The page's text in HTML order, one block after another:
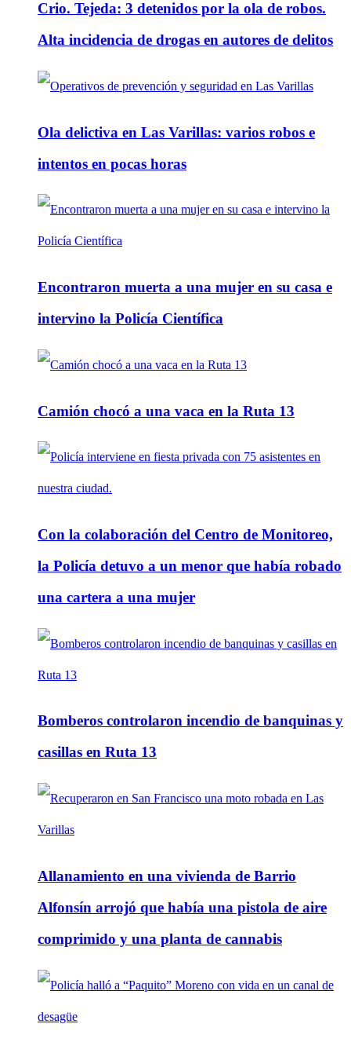
Crio. Tejeda: 3 detenidos por la ola de robos.
Alta incidencia de drogas en autores de delitos
Ola delictiva en Las Varillas: varios robos e
intentos en pocas horas
Encontraron muerta a una mujer en su casa e
intervino la Policía Científica
Camión chocó a una vaca en la Ruta 13
Con la colaboración del Centro de Monitoreo,
la Policía detuvo a un menor que había robado
una cartera a una mujer
Bomberos controlaron incendio de banquinas y
casillas en Ruta 13
Allanamiento en una vivienda de Barrio
Alfonsín arrojó que había una pistola de aire
comprimido y una planta de cannabis